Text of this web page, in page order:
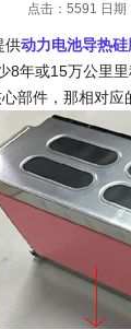
点击：5591 日
供动力电池导热硅
8年或15万公里
部件，那相对